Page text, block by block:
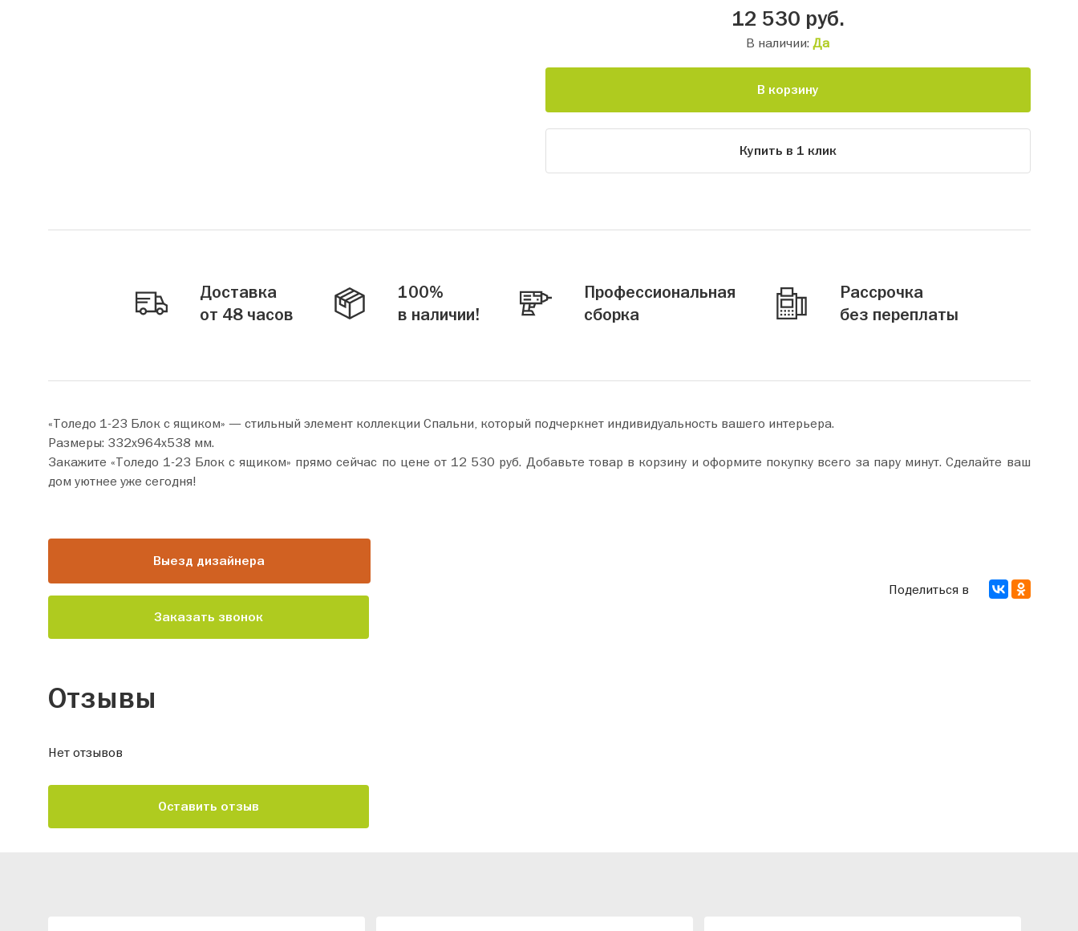
12 530 руб.
В наличии: Да
В корзину
Купить в 1 клик
Доставка
от 48 часов
100%
в наличии!
Профессиональная
сборка
Рассрочка
без переплаты
«Толедо 1-23 Блок с ящиком» — стильный элемент коллекции Спальни, который подчеркнет индивидуальность вашего интерьера.
Размеры: 332х964х538 мм.
Закажите «Толедо 1-23 Блок с ящиком» прямо сейчас по цене от 12 530 руб. Добавьте товар в корзину и оформите покупку всего за пару минут. Сделайте ваш
дом уютнее уже сегодня!
Выезд дизайнера
Заказать звонок
Поделиться в
Отзывы
Нет отзывов
Оставить отзыв